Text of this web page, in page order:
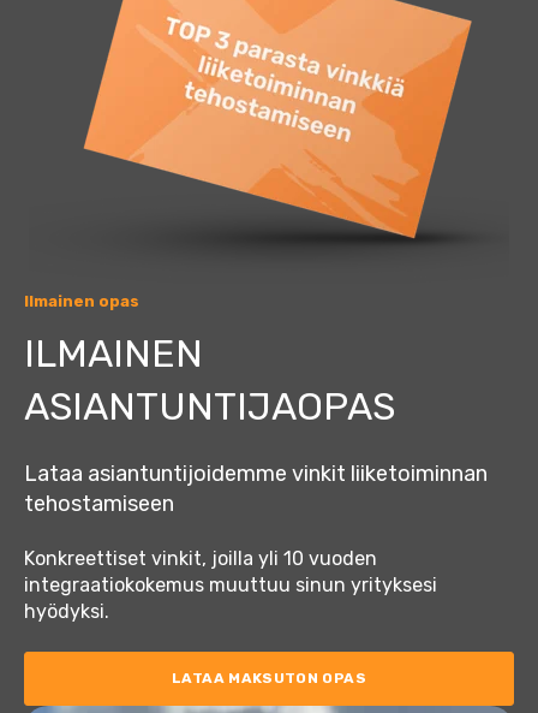
Ilmainen opas
ILMAINEN
ASIANTUNTIJAOPAS
Lataa asiantuntijoidemme vinkit liiketoiminnan
tehostamiseen
Konkreettiset vinkit, joilla yli 10 vuoden
integraatiokokemus muuttuu sinun yrityksesi
hyödyksi.
LATAA MAKSUTON OPAS